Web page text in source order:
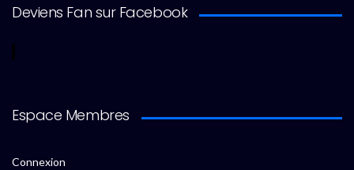
Deviens Fan sur Facebook
Espace Membres
Connexion